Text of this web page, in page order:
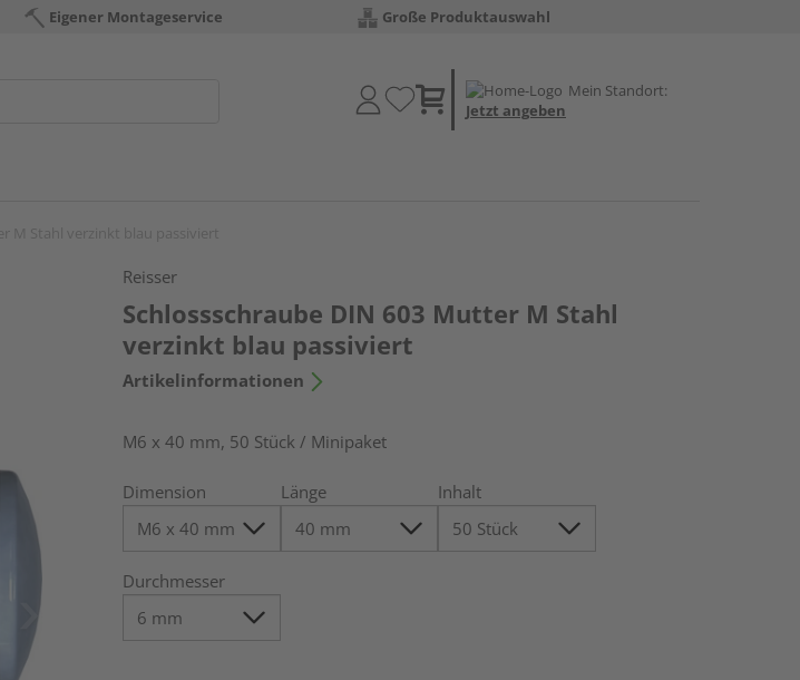
Eigener Montageservice Große Produktauswahl
Mein Standort:
Jetzt angeben
Reisser
Schlossschraube DIN 603 Mutter M Stahl
verzinkt blau passiviert
Artikelinformationen
M6 x 40 mm, 50 Stück / Minipaket
Dimension Länge Inhalt
Durchmesser